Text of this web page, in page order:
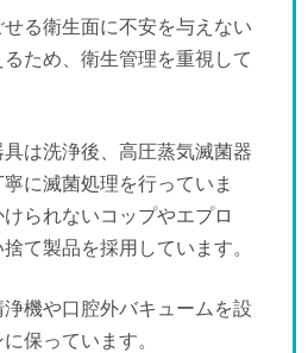
る衛生面に不安を与えない
ため、衛生管理を重視して
は洗浄後、高圧蒸気滅菌器
に滅菌処理を行っていま
られないコップやエプロ
て製品を採用しています。
機や口腔外バキュームを設
保っています。